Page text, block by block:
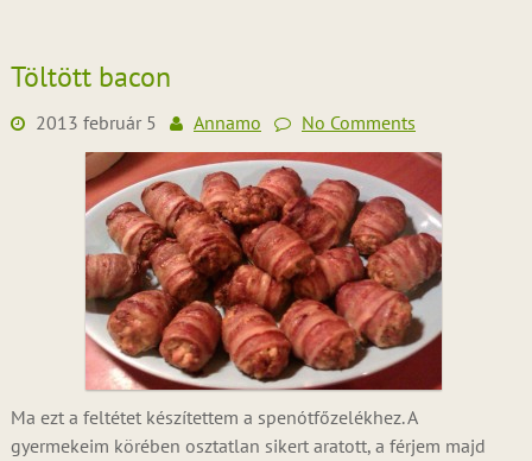
Töltött bacon
2013 február 5 Annamo No Comments
Ma ezt a feltétet készítettem a spenótfőzelékhez. A
gyermekeim körében osztatlan sikert aratott, a férjem majd